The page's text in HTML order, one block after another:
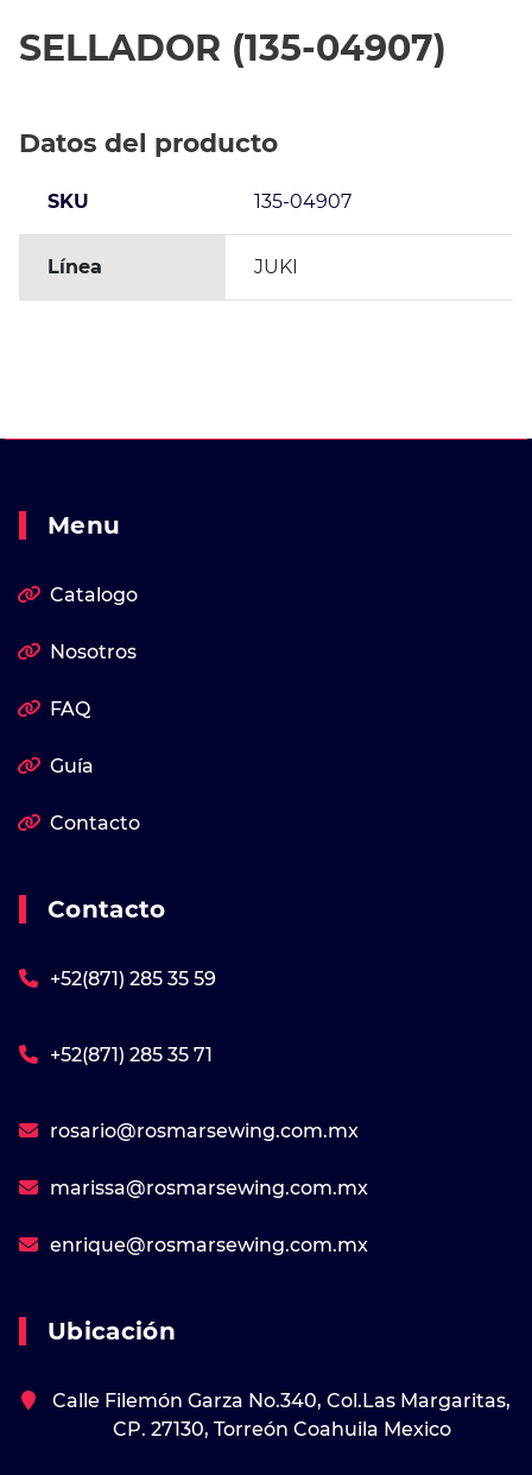
SELLADOR (135-04907)
Datos del producto
SKU 135-04907
Línea JUKI
Menu
Catalogo
Nosotros
FAQ
Guía
Contacto
Contacto
+52(871) 285 35 59
+52(871) 285 35 71
rosario@rosmarsewing.com.mx
marissa@rosmarsewing.com.mx
enrique@rosmarsewing.com.mx
Ubicación
Calle Filemón Garza No.340, Col.Las Margaritas,
CP. 27130, Torreón Coahuila Mexico